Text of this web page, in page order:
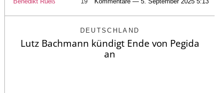
DEUTSCHLAND
Lutz Bachmann kündigt Ende von Pegida
an